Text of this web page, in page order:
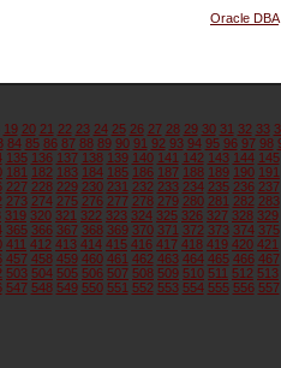
Oracle DBA
19 20 21 22 23 24 25 26 27 28 29 30 31 32 33
84 85 86 87 88 89 90 91 92 93 94 95 96 97 98
135 136 137 138 139 140 141 142 143 144 145
181 182 183 184 185 186 187 188 189 190 191
227 228 229 230 231 232 233 234 235 236 237
273 274 275 276 277 278 279 280 281 282 283
319 320 321 322 323 324 325 326 327 328 329
365 366 367 368 369 370 371 372 373 374 375
411 412 413 414 415 416 417 418 419 420 421
457 458 459 460 461 462 463 464 465 466 467
503 504 505 506 507 508 509 510 511 512 513
547 548 549 550 551 552 553 554 555 556 557